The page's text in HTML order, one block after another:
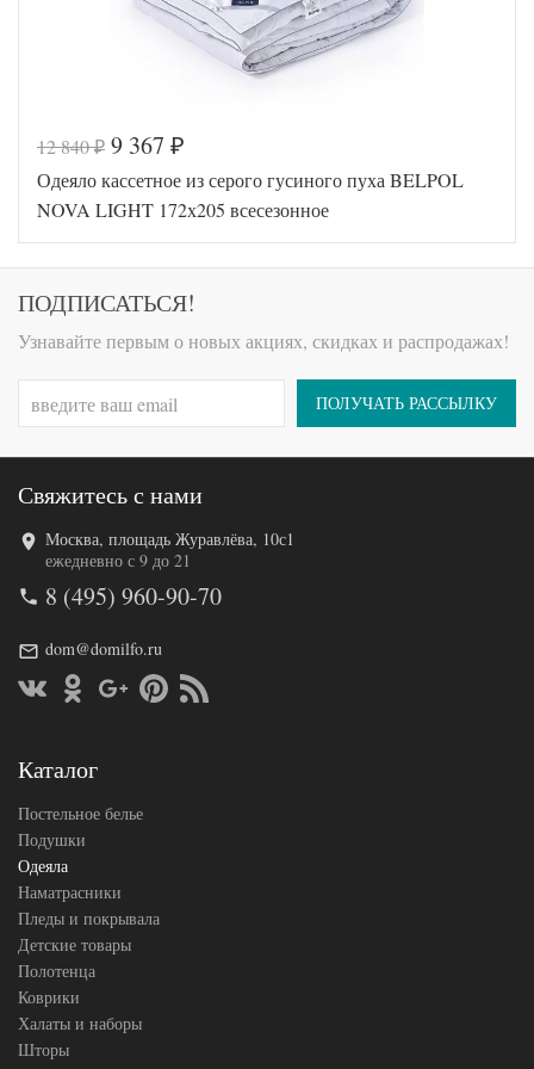
Код товара
547-130
Артикул
BP46300465
72870
Ширина х
Длина
172х205 (2-
сп)
Сезонность
Всесезонное
Наполнитель
Гусиный
пух и перо
Ткань
Сатин
(Россия)
Код товара
577-000
Ширина х
172х205 (2-
Сезонность
Всесезонное
Наполнитель
Гусиный
пух
12 840₽ 9 367 ₽
Одеяло кассетное из серого гусиного пуха BELPOL
NOVA LIGHT 172х205 всесезонное
ПОДПИСАТЬСЯ!
Узнавайте первым о новых акциях, скидках и распродажах!
ПОЛУЧАТЬ РАССЫЛКУ
Свяжитесь с нами
Москва, площадь Журавлёва, 10с1
ежедневно с 9 до 21
8 (495) 960-90-70
dom@domilfo.ru
Каталог
Постельное белье
Подушки
Одеяла
Наматрасники
Пледы и покрывала
Детские товары
Полотенца
Коврики
Халаты и наборы
Шторы